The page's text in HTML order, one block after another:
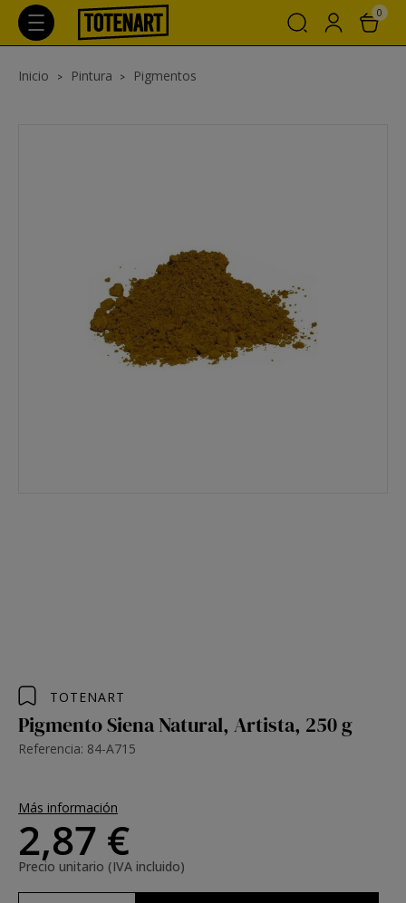
0
Inicio Pintura Pigmentos
TOTENART
Pigmento Siena Natural, Artista, 250 g
Referencia: 84-A715
Más información
2,87 €
Precio unitario (IVA incluido)